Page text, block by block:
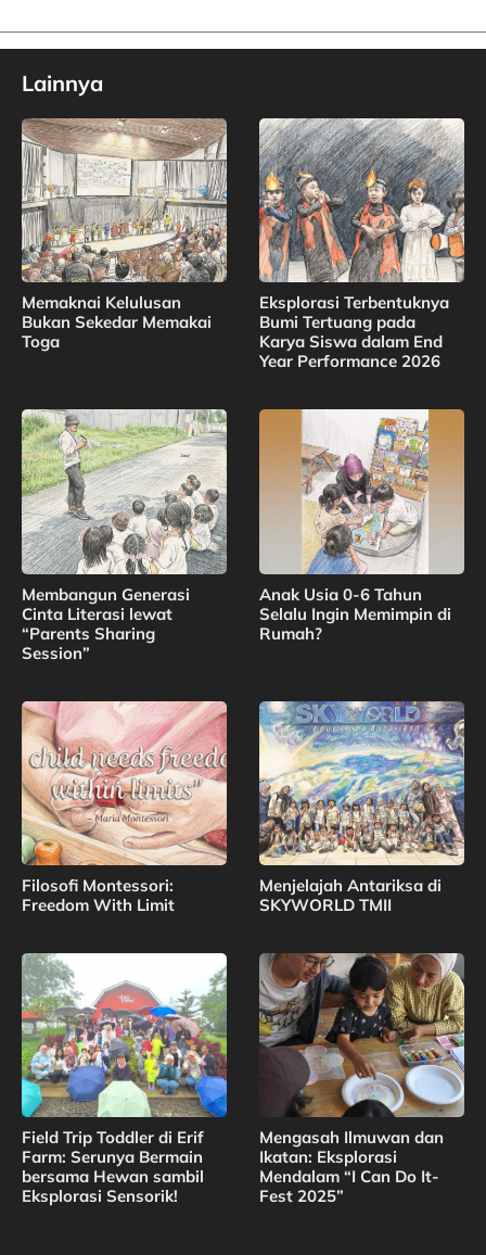
Lainnya
Memaknai Kelulusan
Bukan Sekedar Memakai
Toga
Eksplorasi Terbentuknya
Bumi Tertuang pada
Karya Siswa dalam End
Year Performance 2026
Membangun Generasi
Cinta Literasi lewat
“Parents Sharing
Session”
Anak Usia 0-6 Tahun
Selalu Ingin Memimpin di
Rumah?
Filosofi Montessori:
Freedom With Limit
Menjelajah Antariksa di
SKYWORLD TMII
Field Trip Toddler di Erif
Farm: Serunya Bermain
bersama Hewan sambil
Eksplorasi Sensorik!
Mengasah Ilmuwan dan
Ikatan: Eksplorasi
Mendalam “I Can Do It-
Fest 2025”